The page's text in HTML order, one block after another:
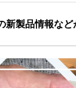
製品情報など